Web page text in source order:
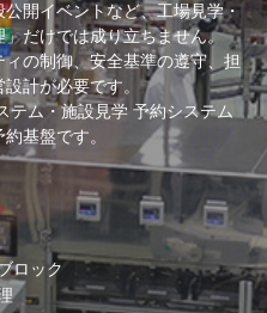
開イベントなど、工場見学・
だけでは成り立ちません。
の制御、安全基準の遵守、担
計が必要です。
テム・施設見学 予約システム
基盤です。
ロック